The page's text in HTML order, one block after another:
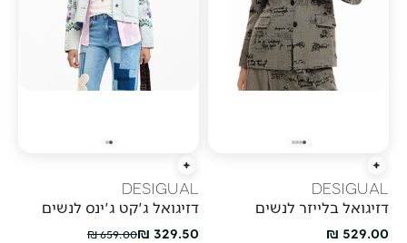
הוספה מהירה
DESIGUAL
דזיגואל בלייזר לנשים
מחיר מבצע
529.00 ₪
הוספה מהירה
DESIGUAL
דזיגואל ג'קט ג'ינס לנשים
מחיר מבצע
329.50 ₪ מחיר רגיל
659.00 ₪